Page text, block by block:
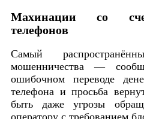
Махинации со
телефонов
Самый
мошенничества —
ошибочном переводе
телефона и просьба
быть даже угрозы
оператору с требованием